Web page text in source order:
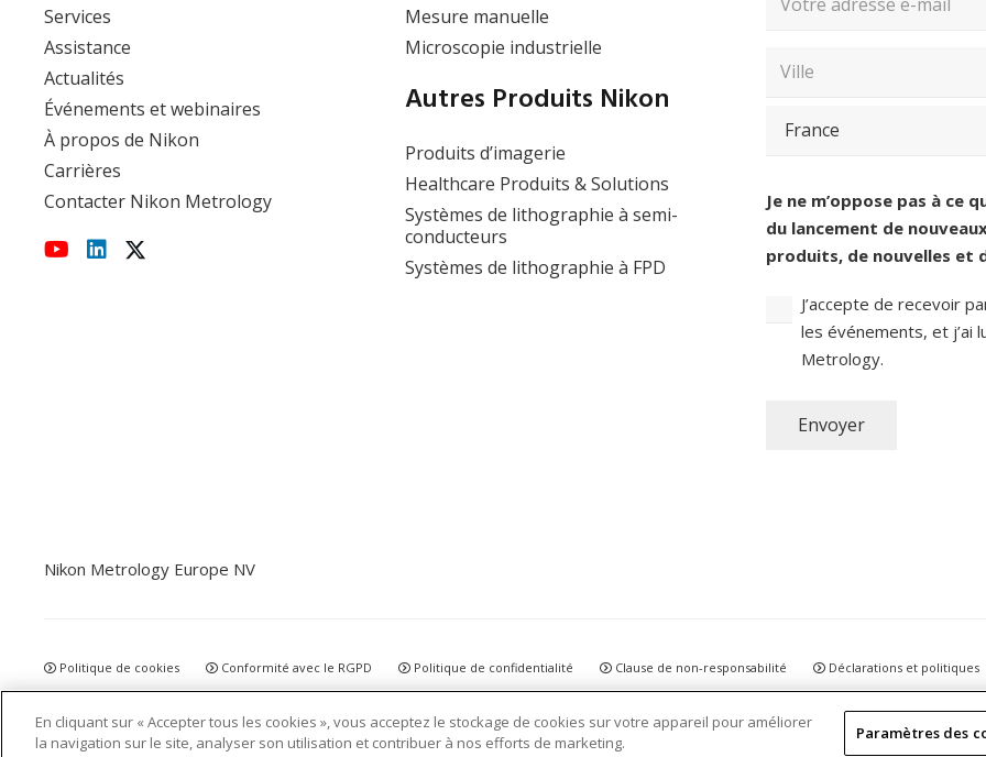
Services
Assistance
Actualités
Événements et webinaires
À propos de Nikon
Carrières
Contacter Nikon Metrology
Mesure manuelle
Microscopie industrielle
Autres Produits Nikon
Produits d’imagerie
Healthcare Produits & Solutions
Systèmes de lithographie à semi-
conducteurs
Systèmes de lithographie à FPD
un
mail
Code
Je ne m’oppose pas à ce
du lancement de
produits, de nouvelles et
J’accepte de recevoir
les événements, et j’ai
Metrology.
Envoyer
Nikon Metrology Europe NV
Politique de cookies Conformité avec le RGPD Politique de confidentialité Clause de non-responsabilité
Déclarations et politiques
Agrément et certification
Conditions générales Plan du site
En cliquant sur « Accepter tous les cookies », vous acceptez le stockage de cookies sur votre appareil pour améliorer
la navigation sur le site, analyser son utilisation et contribuer à nos efforts de marketing.
Paramètres des